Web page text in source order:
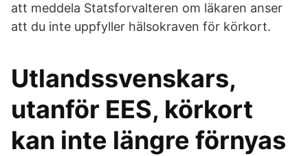
att meddela Statsforvalteren om läkaren anser
att du inte uppfyller hälsokraven för körkort.
Utlandssvenskars,
utanför EES, körkort
kan inte längre förnyas